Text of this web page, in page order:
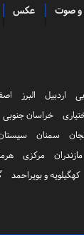
و صوت عکس
اردبیل البرز
خراسان جنوبی
سمنان
مازندران مرکزی
کهگیلویه و بویراحمد